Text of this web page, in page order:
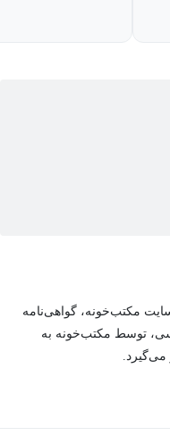
مکتب‌خونه، گواهی‌نامه
توسط مکتب‌خونه به